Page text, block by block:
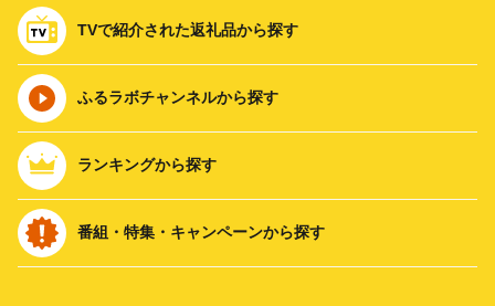
TVで紹介された返礼品から探す
ふるラボチャンネルから探す
ランキングから探す
番組・特集・キャンペーンから探す